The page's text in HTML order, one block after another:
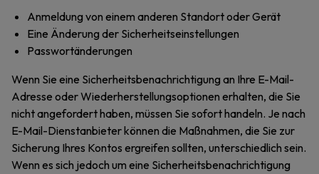
Anmeldung von einem anderen Standort oder Gerät
Eine Änderung der Sicherheitseinstellungen
Passwortänderungen
Wenn Sie eine Sicherheitsbenachrichtigung an Ihre E-Mail-
Adresse oder Wiederherstellungsoptionen erhalten, die Sie
nicht angefordert haben, müssen Sie sofort handeln. Je nach
E-Mail-Dienstanbieter können die Maßnahmen, die Sie zur
Sicherung Ihres Kontos ergreifen sollten, unterschiedlich sein.
Wenn es sich jedoch um eine Sicherheitsbenachrichtigung